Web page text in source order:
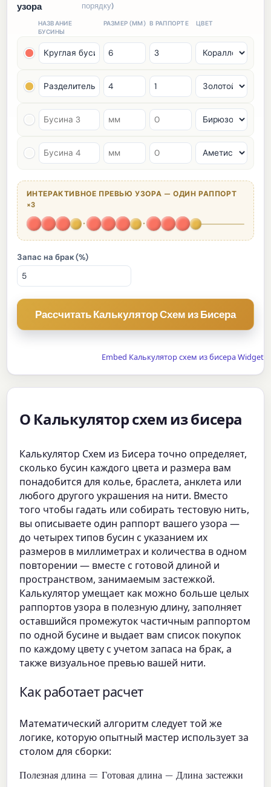
узора
порядку)
НАЗВАНИЕ
БУСИНЫ
РАЗМЕР (ММ) В РАППОРТЕ ЦВЕТ
ИНТЕРАКТИВНОЕ ПРЕВЬЮ УЗОРА — ОДИН РАППОРТ
×3
· ·
Запас на брак (%)
Рассчитать Калькулятор Схем из Бисера
Embed Калькулятор схем из бисера Widget
О Калькулятор схем из бисера
Калькулятор Схем из Бисера точно определяет,
сколько бусин каждого цвета и размера вам
понадобится для колье, браслета, анклета или
любого другого украшения на нити. Вместо
того чтобы гадать или собирать тестовую нить,
вы описываете один раппорт вашего узора —
до четырех типов бусин с указанием их
размеров в миллиметрах и количества в одном
повторении — вместе с готовой длиной и
пространством, занимаемым застежкой.
Калькулятор умещает как можно больше целых
раппортов узора в полезную длину, заполняет
оставшийся промежуток частичным раппортом
по одной бусине и выдает вам список покупок
по каждому цвету с учетом запаса на брак, а
также визуальное превью вашей нити.
Как работает расчет
Математический алгоритм следует той же
логике, которую опытный мастер использует за
столом для сборки:
П ол езная длина Г о т о в ая дли н а Длина за с т ежки
Полезная длина=
Готовая длина− Длина застежки